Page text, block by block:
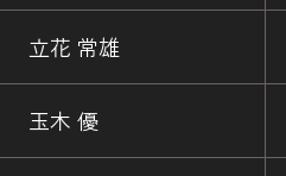
立花 常雄
玉木 優